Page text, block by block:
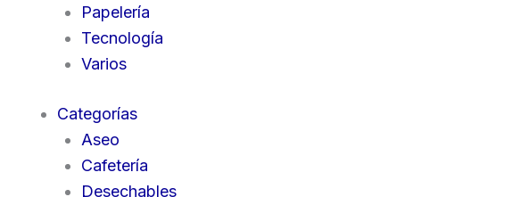
Papelería
Tecnología
Varios
Categorías
Aseo
Cafetería
Desechables